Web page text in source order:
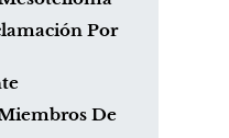
Por
De